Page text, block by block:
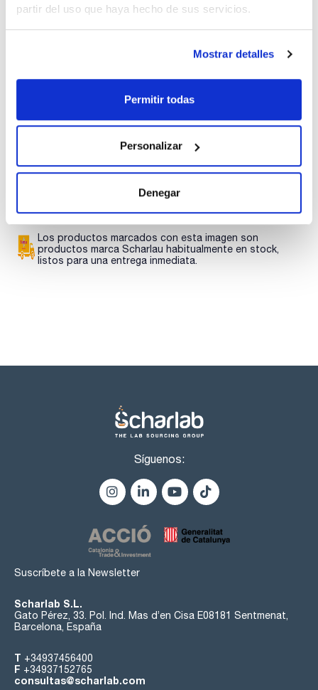
partir del uso que haya hecho de sus servicios.
Mostrar detalles
Permitir todas
Personalizar
Denegar
Documentación técnica
TDS / Ficha técnica
descargas
Los productos marcados con esta imagen son
productos marca Scharlau habitualmente en stock,
listos para una entrega inmediata.
Síguenos:
Suscríbete a la Newsletter
Scharlab S.L.
Gato Pérez, 33. Pol. Ind. Mas d’en Cisa E08181 Sentmenat,
Barcelona, España
T +34937456400
F +34937152765
consultas@scharlab.com